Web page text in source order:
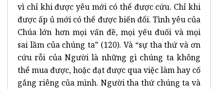
vì chỉ khi được yêu mới có thể được cứu. Chỉ khi
được ấp ủ mới có thể được biến đổi. Tình yêu của
Chúa lớn hơn mọi vấn đề, mọi yếu đuối và mọi
sai lầm của chúng ta” (120). Và “sự tha thứ và ơn
cứu rỗi của Người là những gì chúng ta không
thể mua được, hoặc đạt được qua việc làm hay cố
gắng riêng của mình. Người tha thứ chúng ta và